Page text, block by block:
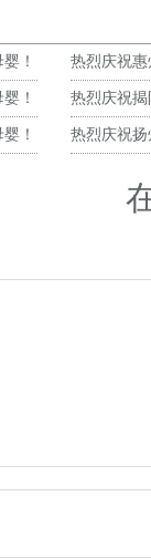
！ 热烈庆祝惠
预祝生意兴
！ 热烈庆祝揭
预祝生意兴
！ 热烈庆祝扬